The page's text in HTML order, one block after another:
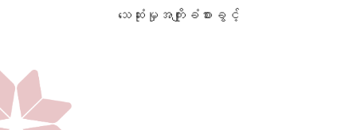
သေဆုံးမှုအကျိုးခံစားခွင့်